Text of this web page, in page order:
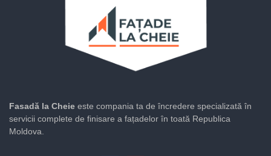
Fasadă la Cheie este compania ta de încredere specializată în
servicii complete de finisare a fațadelor în toată Republica
Moldova.